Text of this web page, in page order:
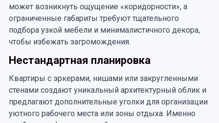
может возникнуть ощущение «коридорности», а
ограниченные габариты требуют тщательного
подбора узкой мебели и минималистичного декора,
чтобы избежать загромождения.
Нестандартная планировка
Квартиры с эркерами, нишами или закругленными
стенами создают уникальный архитектурный облик и
предлагают дополнительные уголки для организации
уютного рабочего места или зоны отдыха. Именно